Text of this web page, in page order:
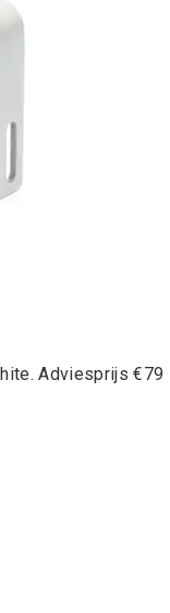
Adviesprijs €79